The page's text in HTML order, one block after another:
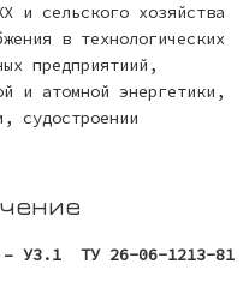
и сельского хозяйства
в технологических
предприятиий,
и атомной энергетики,
судостроении
У3.1 ТУ 26-06-1213-81